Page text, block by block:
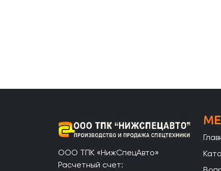
ООО ТПК «НижСпецАвто»
Расчетный счет: